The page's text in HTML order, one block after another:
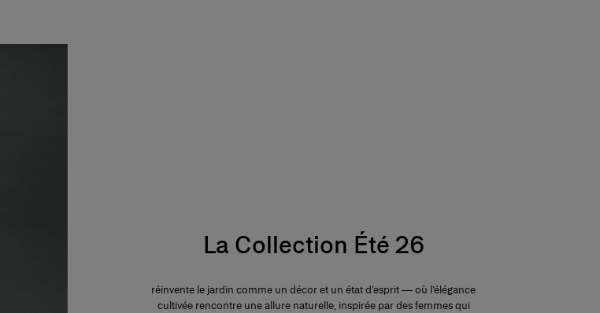
La Collection Été 26
réinvente le jardin comme un décor et un état d’esprit — où l’élégance
cultivée rencontre une allure naturelle, inspirée par des femmes qui